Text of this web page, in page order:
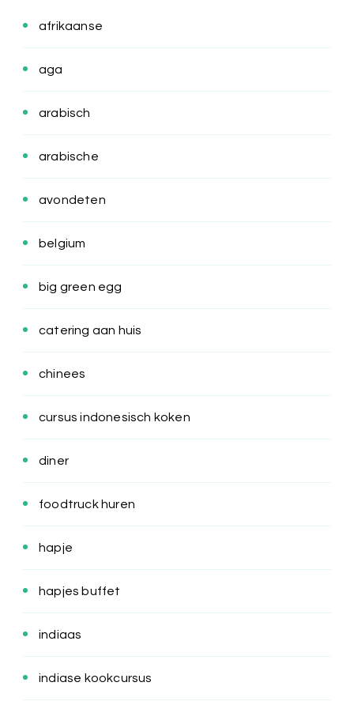
afrikaanse
aga
arabisch
arabische
avondeten
belgium
big green egg
catering aan huis
chinees
cursus indonesisch koken
diner
foodtruck huren
hapje
hapjes buffet
indiaas
indiase kookcursus